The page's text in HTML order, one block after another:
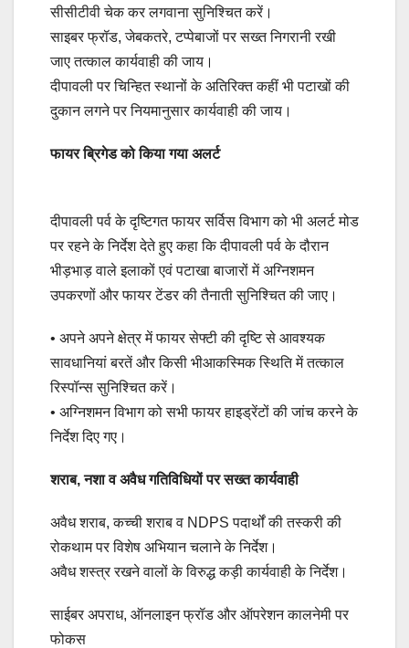
सीसीटीवी चेक कर लगवाना सुनिश्चित करें।
साइबर फ्रॉड, जेबकतरे, टप्पेबाजों पर सख्त निगरानी रखी
जाए तत्काल कार्यवाही की जाय।
दीपावली पर चिन्हित स्थानों के अतिरिक्त कहीं भी पटाखों की
दुकान लगने पर नियमानुसार कार्यवाही की जाय।
फायर ब्रिगेड को किया गया अलर्ट
दीपावली पर्व के दृष्टिगत फायर सर्विस विभाग को भी अलर्ट मोड
पर रहने के निर्देश देते हुए कहा कि दीपावली पर्व के दौरान
भीड़भाड़ वाले इलाकों एवं पटाखा बाजारों में अग्निशमन
उपकरणों और फायर टेंडर की तैनाती सुनिश्चित की जाए।
• अपने अपने क्षेत्र में फायर सेफ्टी की दृष्टि से आवश्यक
सावधानियां बरतें और किसी भीआकस्मिक स्थिति में तत्काल
रिस्पॉन्स सुनिश्चित करें।
• अग्निशमन विभाग को सभी फायर हाइड्रेंटों की जांच करने के
निर्देश दिए गए।
शराब, नशा व अवैध गतिविधियों पर सख्त कार्यवाही
अवैध शराब, कच्ची शराब व NDPS पदार्थों की तस्करी की
रोकथाम पर विशेष अभियान चलाने के निर्देश।
अवैध शस्त्र रखने वालों के विरुद्ध कड़ी कार्यवाही के निर्देश।
साईबर अपराध, ऑनलाइन फ्रॉड और ऑपरेशन कालनेमी पर
फोकस